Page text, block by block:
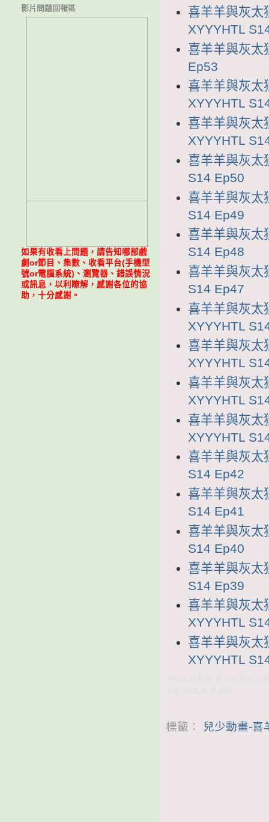
喜羊羊與灰太
XYYYHTL
喜羊羊與灰太
Ep53
喜羊羊與灰太
XYYYHTL
喜羊羊與灰太
XYYYHTL
喜羊羊與灰太
S14 Ep50
喜羊羊與灰太
S14 Ep49
喜羊羊與灰太
S14 Ep48
喜羊羊與灰太
S14 Ep47
喜羊羊與灰太
XYYYHTL
喜羊羊與灰太
XYYYHTL
喜羊羊與灰太
XYYYHTL
喜羊羊與灰太
XYYYHTL
喜羊羊與灰太
S14 Ep42
喜羊羊與灰太
S14 Ep41
喜羊羊與灰太
S14 Ep40
喜羊羊與灰太
S14 Ep39
喜羊羊與灰太
XYYYHTL
喜羊羊與灰太
XYYYHTL
標籤： 兒少動畫-喜
影片問題回報區
如果有收看上問題，請告知哪部戲
劇or節目、集數、收看平台(手機型
號or電腦系統)、瀏覽器、錯誤情況
或訊息，以利瞭解，感謝各位的協
助，十分感謝。